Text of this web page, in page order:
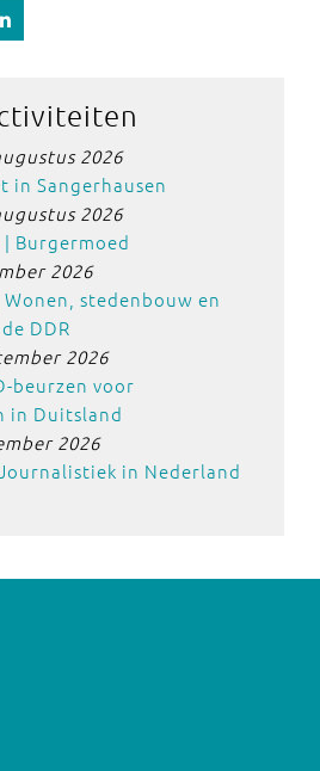
2026
in Sangerhausen
2026
| Burgermoed
2026
stedenbouw en
DDR
2026
beurzen voor
in Duitsland
2026
in Nederland